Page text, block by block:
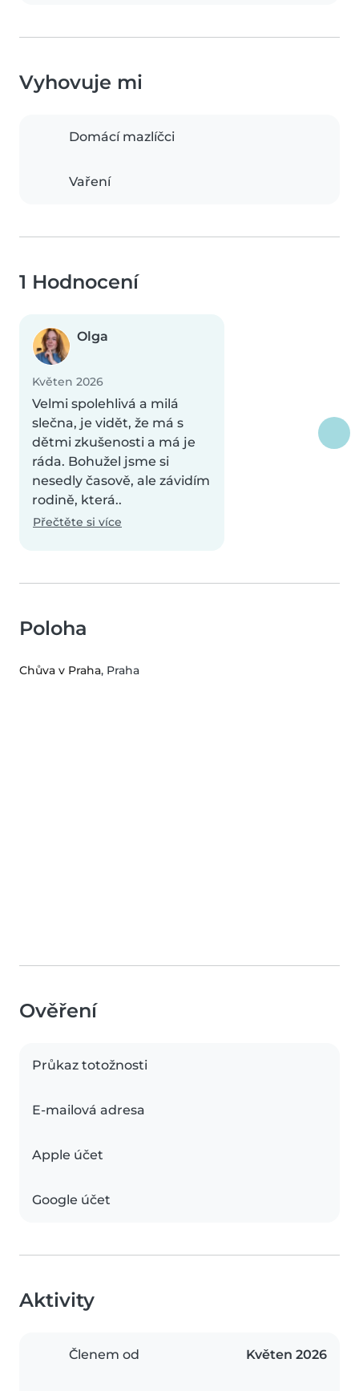
Vyhovuje mi
Domácí mazlíčci
Vaření
1 Hodnocení
Olga
Květen 2026
Velmi spolehlivá a milá
slečna, je vidět, že má s
dětmi zkušenosti a má je
ráda. Bohužel jsme si
nesedly časově, ale závidím
rodině, která..
Přečtěte si více
Poloha
Chůva v Praha, Praha
Ověření
Průkaz totožnosti
E-mailová adresa
Apple účet
Google účet
Aktivity
Členem od Květen 2026